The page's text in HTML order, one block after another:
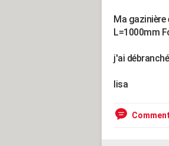
Ma
L=1000mm
j'ai
lisa